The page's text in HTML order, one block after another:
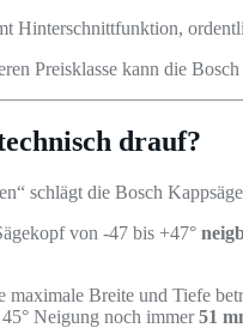
Preisklasse kann die
drauf?
schlägt die Bosch
von -47 bis +47°
maximale Breite und Tiefe
Neigung noch immer51